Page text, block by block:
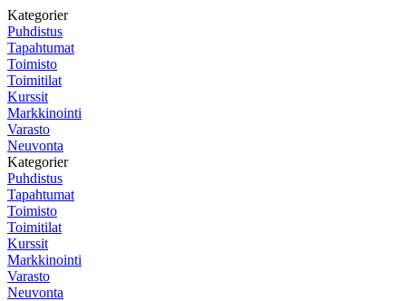
Kategorier
Puhdistus
Tapahtumat
Toimisto
Toimitilat
Kurssit
Markkinointi
Varasto
Neuvonta
Kategorier
Puhdistus
Tapahtumat
Toimisto
Toimitilat
Kurssit
Markkinointi
Varasto
Neuvonta